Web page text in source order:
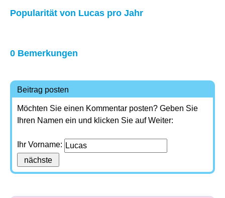
Popularität von Lucas pro Jahr
0 Bemerkungen
Beitrag posten
Möchten Sie einen Kommentar posten? Geben Sie
Ihren Namen ein und klicken Sie auf Weiter:
Ihr Vorname: